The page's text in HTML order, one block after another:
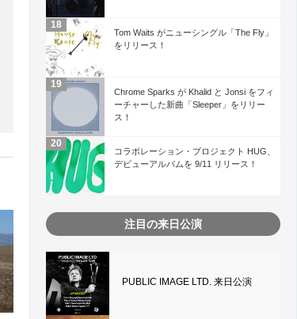
Tom Waits がニューシングル「The Fly」
をリリース！
Chrome Sparks が Khalid と Jonsi をフィ
ーチャーした新曲「Sleeper」をリリー
ス！
コラボレーション・プロジェクト HUG、
デビューアルバムを 9/11 リリース！
注目の来日公演
PUBLIC IMAGE LTD. 来日公演